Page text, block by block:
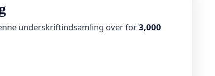
underskriftindsamling over for3,000